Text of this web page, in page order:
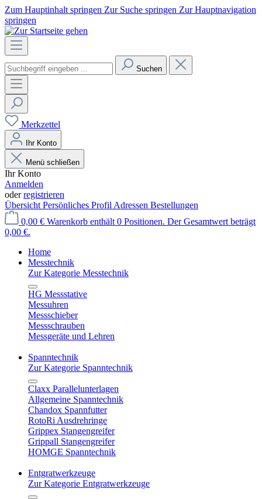
Zum Hauptinhalt springen Zur Suche springen Zur Hauptnavigation
springen
Suchen
Merkzettel
Ihr Konto
Menü schließen
Ihr Konto
Anmelden
oderregistrieren
Übersicht Persönliches Profil Adressen Bestellungen
0,00 € Warenkorb enthält 0 Positionen. Der Gesamtwert beträgt
0,00 €.
Home
Messtechnik
Zur Kategorie Messtechnik
HG Messstative
Messuhren
Messschieber
Messschrauben
Messgeräte und Lehren
Spanntechnik
Zur Kategorie Spanntechnik
Claxx Parallelunterlagen
Allgemeine Spanntechnik
Chandox Spannfutter
RotoRi Ausdrehringe
Grippex Stangengreifer
Grippall Stangengreifer
HOMGE Spanntechnik
Entgratwerkzeuge
Zur Kategorie Entgratwerkzeuge